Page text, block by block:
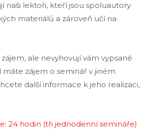
naši lektoři, kteří jsou spoluautory
materiálů a zároveň učí na
ale nevyhovují vám vypsané
zájem o seminář v jiném
další informace k jeho realizaci,
24 hodin (tři jednodenní semináře)